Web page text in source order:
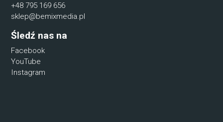
+48 795 169 656
sklep@bemixmedia.pl
Śledź nas na
Facebook
YouTube
Instagram